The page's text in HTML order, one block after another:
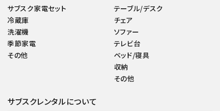
サブスク家電セット
冷蔵庫
洗濯機
季節家電
その他
テーブル/デスク
チェア
ソファー
テレビ台
ベッド/寝具
収納
その他
サブスクレンタルについて